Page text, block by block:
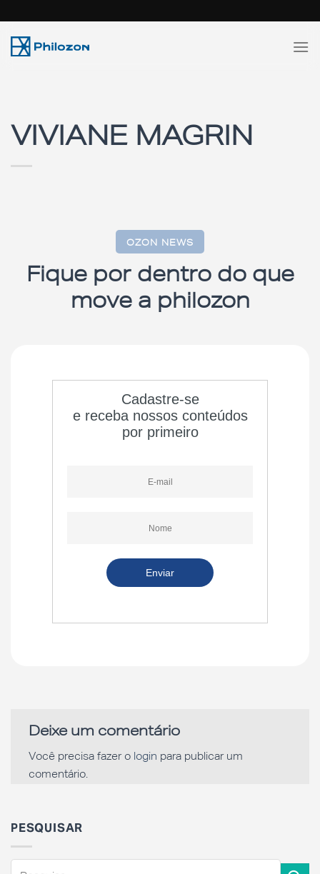
VIVIANE MAGRIN
OZON NEWS
Fique por dentro do que
move a philozon
Deixe um comentário
Você precisa fazer o login para publicar um
comentário.
PESQUISAR